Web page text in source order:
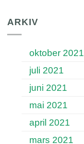
ARKIV
oktober 2021
juli 2021
juni 2021
mai 2021
april 2021
mars 2021